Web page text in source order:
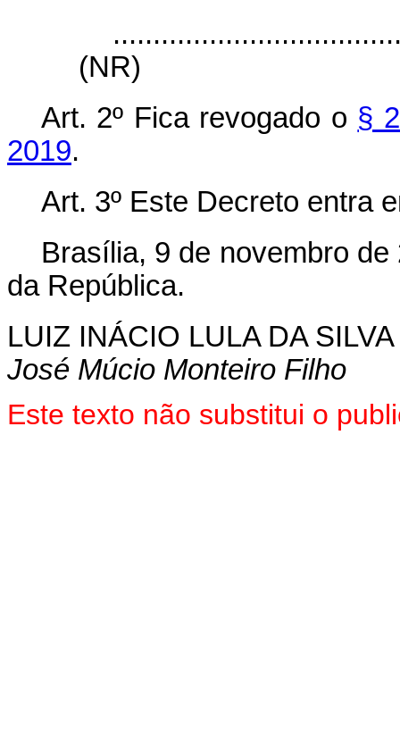
(NR)
Art. 2º Fica revogado o §
2019.
Art. 3º Este Decreto entra
Brasília, 9 de novembro de
da República.
LUIZ INÁCIO LULA DA SILVA
José Múcio Monteiro Filho
Este texto não substitui o